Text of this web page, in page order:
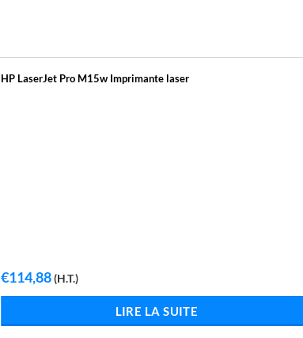
HP LaserJet Pro M15w Imprimante laser
€114,88 (H.T.)
LIRE LA SUITE